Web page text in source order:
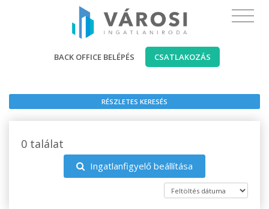
BACK OFFICE BELÉPÉS CSATLAKOZÁS
RÉSZLETES KERESÉS
0 találat
Ingatlanfigyelő beállítása